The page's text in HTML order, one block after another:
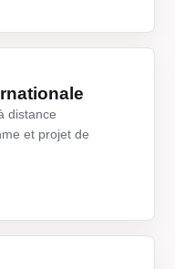
distance
et projet de